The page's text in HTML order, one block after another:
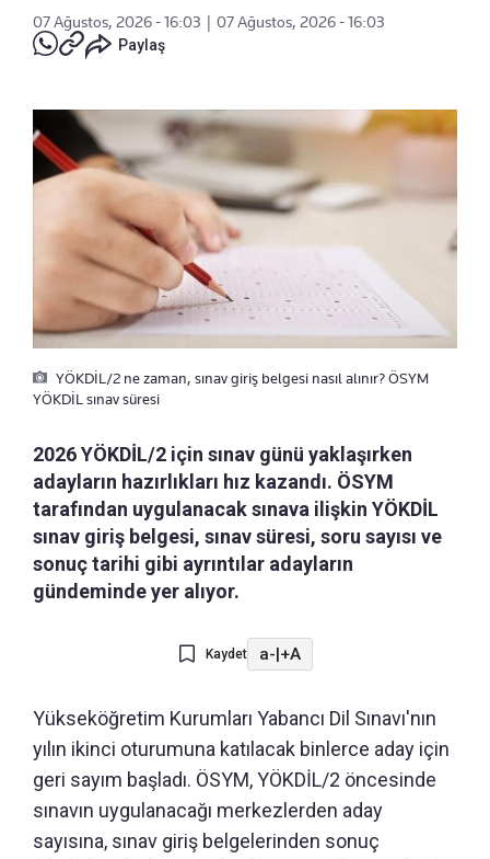
07 Ağustos, 2026 - 16:03
07 Ağustos, 2026 - 16:03
Paylaş
YÖKDİL/2 ne zaman, sınav giriş belgesi nasıl alınır? ÖSYM
YÖKDİL sınav süresi
2026 YÖKDİL/2 için sınav günü yaklaşırken
adayların hazırlıkları hız kazandı. ÖSYM
tarafından uygulanacak sınava ilişkin YÖKDİL
sınav giriş belgesi, sınav süresi, soru sayısı ve
sonuç tarihi gibi ayrıntılar adayların
gündeminde yer alıyor.
Kaydet a-|+A
Yükseköğretim Kurumları Yabancı Dil Sınavı'nın
yılın ikinci oturumuna katılacak binlerce aday için
geri sayım başladı. ÖSYM, YÖKDİL/2 öncesinde
sınavın uygulanacağı merkezlerden aday
sayısına, sınav giriş belgelerinden sonuç